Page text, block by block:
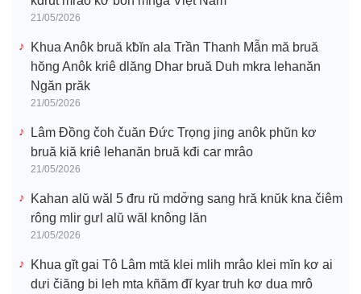
21/05/2026
Khua Anôk bruă kƀĭn ala Trần Thanh Mẫn mă bruă
hŏng Anôk kriê dlăng Dhar bruă Duh mkra lehanăn
Ngăn prăk
21/05/2026
Lâm Đồng čoh čuăn Đức Trọng jing anôk phŭn kơ
bruă kiă kriê lehanăn bruă kđi car mrâo
21/05/2026
Kahan alŭ wăl 5 đru rŭ mdơ̆ng sang hră knŭk kna čiêm
rông mlir gưl alŭ wăl knông lăn
21/05/2026
Khua gĭt gai Tô Lâm mtă klei mlih mrâo klei mĭn kơ ai
dưi čiăng bi leh mta kñăm đĭ kyar truh kơ dua mrô